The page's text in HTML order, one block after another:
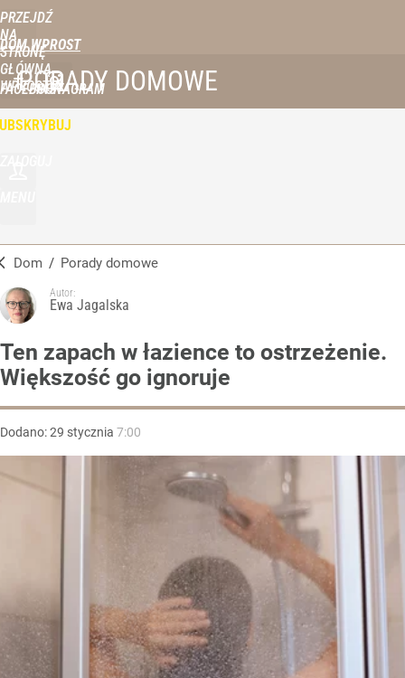
PRZEJDŹ
NA
STRONĘ
GŁÓWNĄ
WPROST.PL
DOM WPROST
FACEBOOKINSTAGRAM
PORADY DOMOWE
Dom / Porady domowe
Autor:
Ewa Jagalska
Ten zapach w łazience to ostrzeżenie.
Większość go ignoruje
Dodano:29 stycznia 7:00